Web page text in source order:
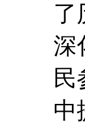
了
深
中